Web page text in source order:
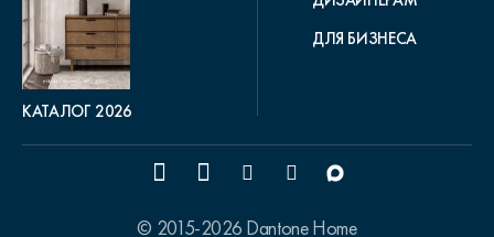
КАТАЛОГ 2026
ДЛЯ БИЗНЕСА
© 2015-2026 Dantone Home